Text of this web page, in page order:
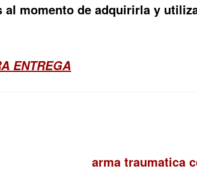
al momento de adquirirla y
ENTREGA
Siguiente:
arma traumatica